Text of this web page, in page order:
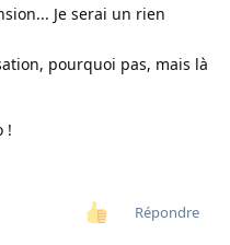
Je serai un rien
pourquoi pas, mais là
!
Répondre